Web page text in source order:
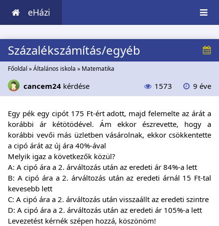
eHázi
Százalékszámítás/egyéb
Főoldal »Általános iskola » Matematika
cancem24 kérdése 1573 9 éve
Egy pék egy cipót 175 Ft-ért adott, majd felemelte az árát a
korábbi ár kétötödével. Ám ekkor észrevette, hogy a
korábbi vevői más üzletben vásárolnak, ekkor csökkentette
a cipó árát az új ára 40%-ával
Melyik igaz a következők közül?
A: A cipó ára a 2. árváltozás után az eredeti ár 84%-a lett
B: A cipó ára a 2. árváltozás után az eredeti árnál 15 Ft-tal
kevesebb lett
C: A cipó ára a 2. árváltozás után visszaállt az eredeti szintre
D: A cipó ára a 2. árváltozás után az eredeti ár 105%-a lett
Levezetést kérnék szépen hozzá, köszönöm!